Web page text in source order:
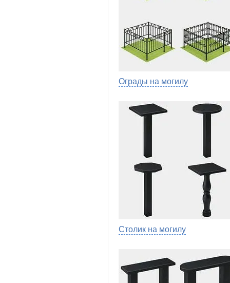
Ограды на могилу
Столик на могилу